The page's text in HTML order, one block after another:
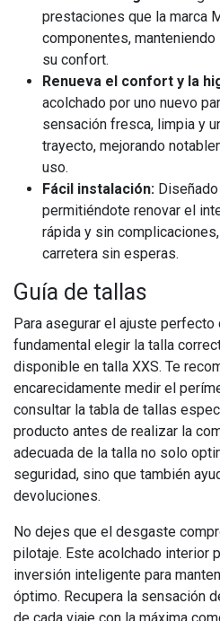
prestaciones que la marca
componentes,
su confort.
Renueva el confort y la
acolchado por uno nuevo
sensación fresca, limpia y
trayecto, mejorando
uso.
Fácil instalación:
permitiéndote renovar el
rápida y sin
carretera sin esperas.
Guía de tallas
Para asegurar el ajuste
fundamental elegir la talla
disponible en talla XXS. Te
encarecidamente medir el
consultar la tabla de tallas
producto antes de realizar la
adecuada de la talla no solo
seguridad, sino que también
devoluciones.
No dejes que el desgaste
pilotaje. Este acolchado interior
inversión inteligente para
óptimo. Recupera la sensación